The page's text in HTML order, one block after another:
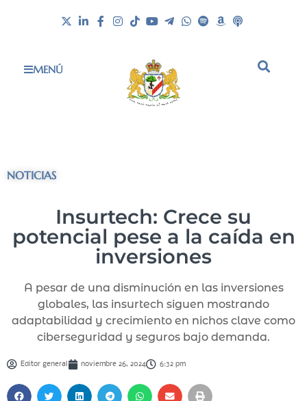
MENÚ
NOTICIAS
Insurtech: Crece su
potencial pese a la caída en
inversiones
A pesar de una disminución en las inversiones
globales, las insurtech siguen mostrando
adaptabilidad y crecimiento en nichos clave como
ciberseguridad y seguros bajo demanda.
Editor general noviembre 26, 2024 6:32 pm